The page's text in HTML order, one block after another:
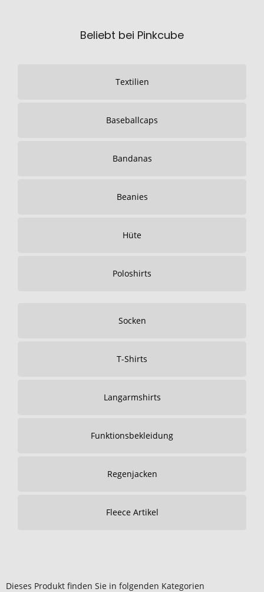
Beliebt bei Pinkcube
Textilien
Baseballcaps
Bandanas
Beanies
Hüte
Poloshirts
Socken
T-Shirts
Langarmshirts
Funktionsbekleidung
Regenjacken
Fleece Artikel
Dieses Produkt finden Sie in folgenden Kategorien